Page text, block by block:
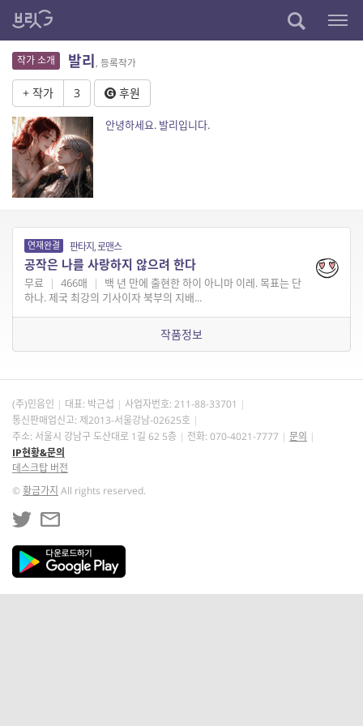
작가 소개 발리, 등록작가
+ 작가 3 후원
안녕하세요. 발리입니다.
연재완결 판타지, 로맨스
공작은 나를 사랑하지 않으려 한다
무료 | 466매 |
백 년 만에 출현한 하이 아니마 이레. 목표는 단
하나. 제국 최강의 기사이자 북부의 지배...
작품정보
(주)민음인 대표: 박근섭 사업자번호: 211-88-33701
통신판매업신고: 제2013-서울강남-02625호
주소: 서울시 강남구 도산대로 1길 62 5층
전화: 070-4021-7777
문의
IP현황&문의
데스크탑 버전
©황금가지 All rights reserved.